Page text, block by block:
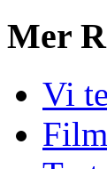
Mer
Vi